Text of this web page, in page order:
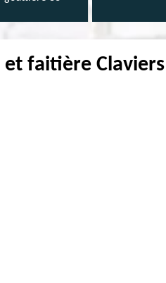
faitière